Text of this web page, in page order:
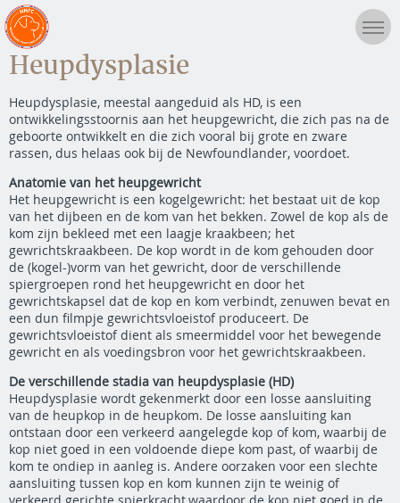
Heupdysplasie
Heupdysplasie, meestal aangeduid als HD, is een
ontwikkelingsstoornis aan het heupgewricht, die zich pas na de
geboorte ontwikkelt en die zich vooral bij grote en zware
rassen, dus helaas ook bij de Newfoundlander, voordoet.
Anatomie van het heupgewricht
Het heupgewricht is een kogelgewricht: het bestaat uit de kop
van het dijbeen en de kom van het bekken. Zowel de kop als de
kom zijn bekleed met een laagje kraakbeen; het
gewrichtskraakbeen. De kop wordt in de kom gehouden door
de (kogel-)vorm van het gewricht, door de verschillende
spiergroepen rond het heupgewricht en door het
gewrichtskapsel dat de kop en kom verbindt, zenuwen bevat en
een dun filmpje gewrichtsvloeistof produceert. De
gewrichtsvloeistof dient als smeermiddel voor het bewegende
gewricht en als voedingsbron voor het gewrichtskraakbeen.
De verschillende stadia van heupdysplasie (HD)
Heupdysplasie wordt gekenmerkt door een losse aansluiting
van de heupkop in de heupkom. De losse aansluiting kan
ontstaan door een verkeerd aangelegde kop of kom, waarbij de
kop niet goed in een voldoende diepe kom past, of waarbij de
kom te ondiep in aanleg is. Andere oorzaken voor een slechte
aansluiting tussen kop en kom kunnen zijn te weinig of